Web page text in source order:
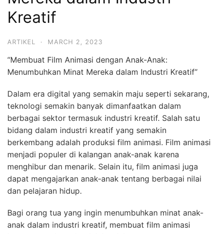
Kreatif
ARTIKEL · MARCH 2, 2023
“Membuat Film Animasi dengan Anak-Anak:
Menumbuhkan Minat Mereka dalam Industri Kreatif”
Dalam era digital yang semakin maju seperti sekarang,
teknologi semakin banyak dimanfaatkan dalam
berbagai sektor termasuk industri kreatif. Salah satu
bidang dalam industri kreatif yang semakin
berkembang adalah produksi film animasi. Film animasi
menjadi populer di kalangan anak-anak karena
menghibur dan menarik. Selain itu, film animasi juga
dapat mengajarkan anak-anak tentang berbagai nilai
dan pelajaran hidup.
Bagi orang tua yang ingin menumbuhkan minat anak-
anak dalam industri kreatif, membuat film animasi